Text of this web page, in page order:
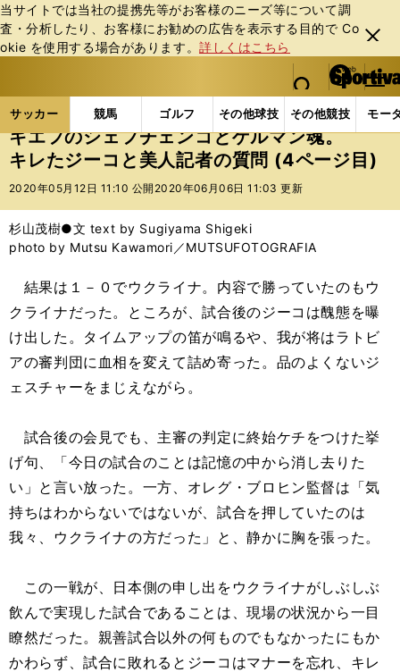
当サイトでは当社の提携先等がお客様のニーズ等について調
査・分析したり、お客様にお勧めの広告を表⽰する⽬的で Co
okie を使⽤する場合があります。詳しくはこちら
閉じ
る
web Sportiva (webスポルティーバ)
検索
マイペ
ー
ジ
メニュ
サッカー 競馬 ゴルフ その他球技 その他競技 モー
ス
ポ
ル
バ
サッカーの記事一覧 海外サッカー 海外サッカー
キエフのシェフチェンコとゲルマン魂。
キレたジーコと美人記者の質問 (4ページ目)
2020年05月12日 11:10 公開 2020年06月06日 11:03 更新
杉山茂樹●文 text by Sugiyama Shigeki
photo by Mutsu Kawamori／MUTSUFOTOGRAFIA
結果は１－０でウクライナ。内容で勝っていたのもウ
クライナだった。ところが、試合後のジーコは醜態を曝
け出した。タイムアップの笛が鳴るや、我が将はラトビ
アの審判団に血相を変えて詰め寄った。品のよくないジ
ェスチャーをまじえながら。
試合後の会見でも、主審の判定に終始ケチをつけた挙
げ句、「今日の試合のことは記憶の中から消し去りた
い」と言い放った。一方、オレグ・ブロヒン監督は「気
持ちはわからないではないが、試合を押していたのは
我々、ウクライナの方だった」と、静かに胸を張った。
この一戦が、日本側の申し出をウクライナがしぶしぶ
飲んで実現した試合であることは、現場の状況から一目
瞭然だった。親善試合以外の何ものでもなかったにもか
かわらず、試合に敗れるとジーコはマナーを忘れ、キレ